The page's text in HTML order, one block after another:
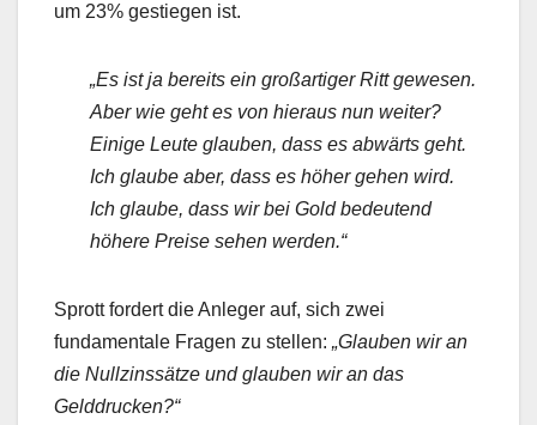
um 23% gestiegen ist.
„Es ist ja bereits ein großartiger Ritt gewesen.
Aber wie geht es von hieraus nun weiter?
Einige Leute glauben, dass es abwärts geht.
Ich glaube aber, dass es höher gehen wird.
Ich glaube, dass wir bei Gold bedeutend
höhere Preise sehen werden.“
Sprott fordert die Anleger auf, sich zwei
fundamentale Fragen zu stellen: „Glauben wir an
die Nullzinssätze und glauben wir an das
Gelddrucken?“